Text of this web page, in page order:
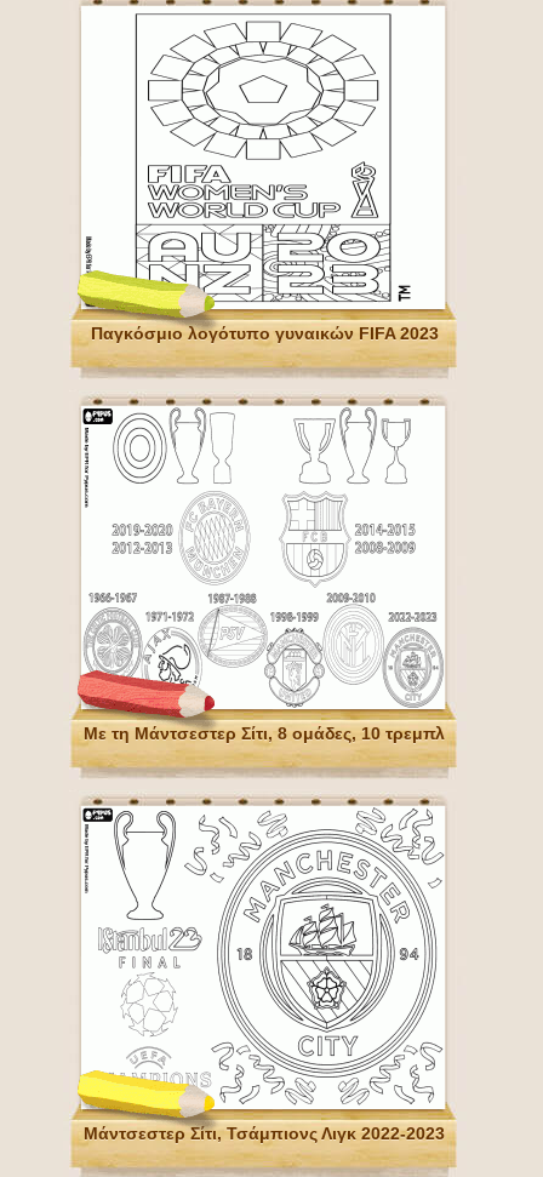
Παγκόσμιο λογότυπο γυναικών FIFA 2023
Με τη Μάντσεστερ Σίτι, 8 ομάδες, 10 τρεμπλ
Μάντσεστερ Σίτι, Τσάμπιονς Λιγκ 2022-2023